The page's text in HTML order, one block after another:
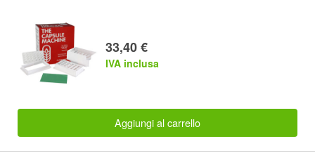
33,40 €
IVA inclusa
Aggiungi al carrello